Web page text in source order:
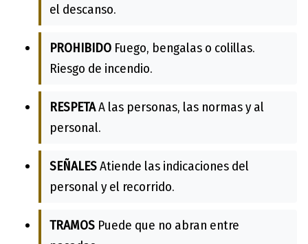
el descanso.
PROHIBIDO Fuego, bengalas o colillas.
Riesgo de incendio.
RESPETAA las personas, las normas y al
personal.
SEÑALESAtiende las indicaciones del
personal y el recorrido.
TRAMOS Puede que no abran entre